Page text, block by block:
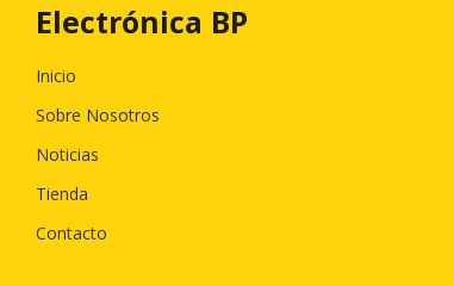
Electrónica BP
Inicio
Sobre Nosotros
Noticias
Tienda
Contacto